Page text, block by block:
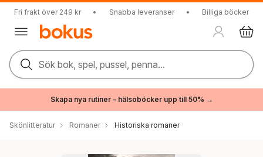
Fri frakt över 249 kr • Snabba leveranser • Billiga böcker
Sök bok, spel, pussel, penna...
Skapa nya rutiner – hälsoböcker upp till 50% →
Skönlitteratur Romaner Historiska romaner